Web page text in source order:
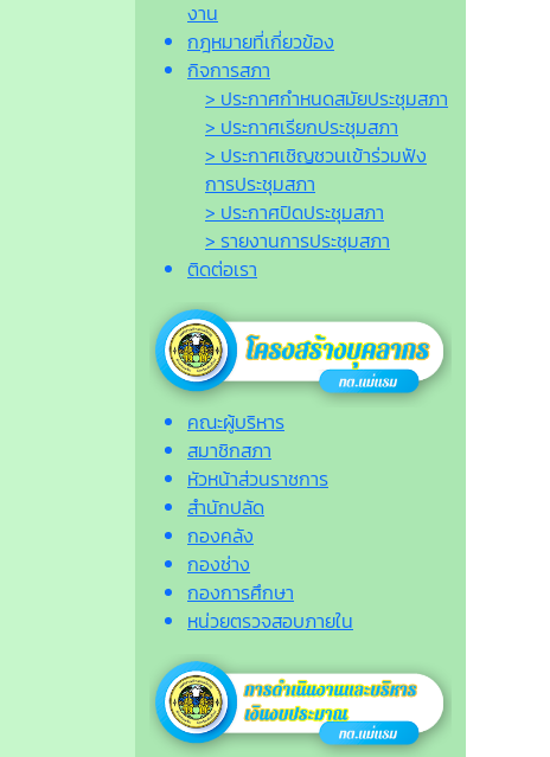
งาน
กฎหมายที่เกี่ยวข้อง
กิจการสภา
> ประกาศกำหนดสมัยประชุมสภา
> ประกาศเรียกประชุมสภา
> ประกาศเชิญชวนเข้าร่วมฟัง
การประชุมสภา
> ประกาศปิดประชุมสภา
> รายงานการประชุมสภา
ติดต่อเรา
คณะผู้บริหาร
สมาชิกสภา
หัวหน้าส่วนราชการ
สำนักปลัด
กองคลัง
กองช่าง
กองการศึกษา
หน่วยตรวจสอบภายใน